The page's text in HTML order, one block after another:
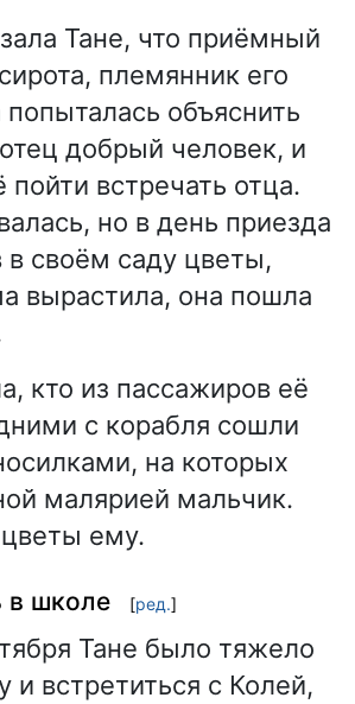
Тане, что приёмный
племянник его
объяснить
добрый человек, и
пойти встречать отца.
но в день приезда
в своём саду цветы,
вырастила, она пошла
кто из пассажиров её
с корабля сошли
на которых
малярией мальчик.
ему.
в школе [ред.]
Тане было тяжело
и встретиться с Колей,